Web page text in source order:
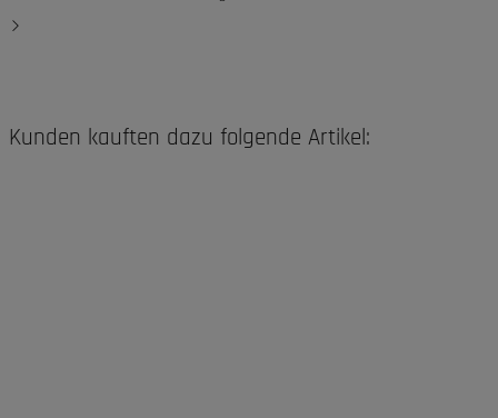
Kunden kauften dazu folgende Artikel: